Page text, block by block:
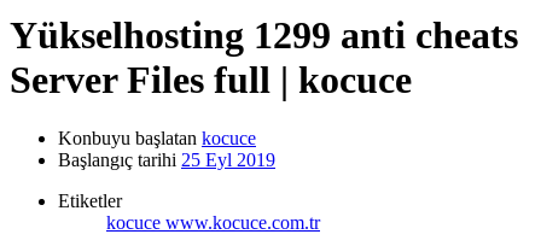
Yükselhosting 1299 anti cheats
Server Files full | kocuce
Konbuyu başlatan kocuce
Başlangıç tarihi 25 Eyl 2019
Etiketler
kocuce www.kocuce.com.tr